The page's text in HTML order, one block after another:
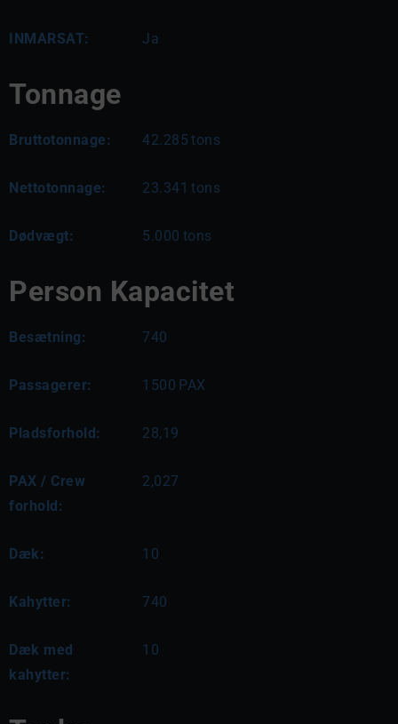
INMARSAT: Ja
Tonnage
Bruttotonnage: 42.285 tons
Nettotonnage: 23.341 tons
Dødvægt: 5.000 tons
Person Kapacitet
Besætning: 740
Passagerer: 1500 PAX
Pladsforhold: 28,19
PAX / Crew
forhold:
2,027
Dæk: 10
Kahytter: 740
Dæk med
kahytter:
10